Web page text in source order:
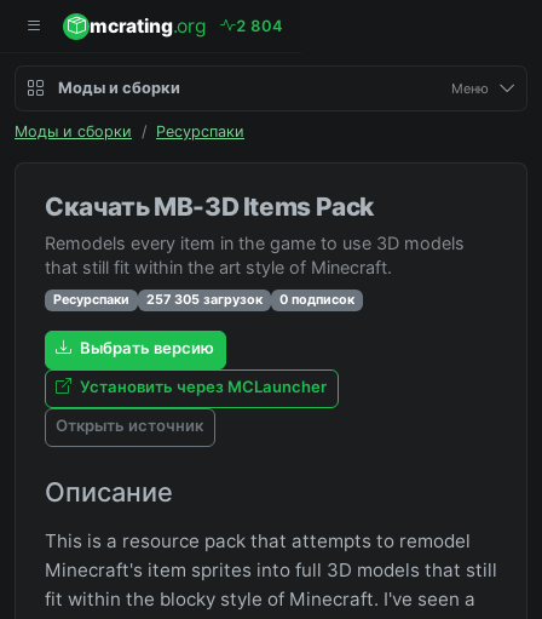
mcrating.org 2 804
Моды и сборки Меню
Моды и сборки / Ресурспаки
Скачать MB-3D Items Pack
Remodels every item in the game to use 3D models
that still fit within the art style of Minecraft.
Ресурспаки 257 305 загрузок 0 подписок
Выбрать версию
Установить через MCLauncher
Открыть источник
Описание
This is a resource pack that attempts to remodel
Minecraft's item sprites into full 3D models that still
fit within the blocky style of Minecraft. I've seen a